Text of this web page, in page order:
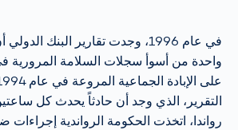
في عام 1996، وجدت تقارير البنك
واحدة من أسوأ سجلات السلامة المرورية
التقرير، الذي وجد أن حادثاً يحدث كل
رواندا، اتخذت الحكومة الرواندية إجراءات